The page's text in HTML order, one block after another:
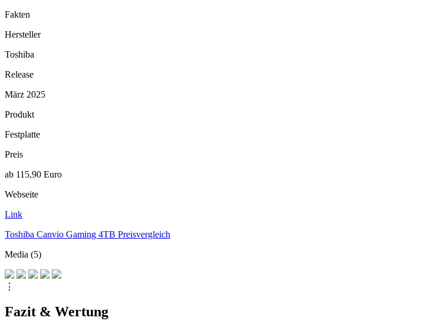
Fakten
Hersteller
Toshiba
Release
März 2025
Produkt
Festplatte
Preis
ab 115,90 Euro
Webseite
Link
Toshiba Canvio Gaming 4TB Preisvergleich
Media (5)
⋮
Fazit & Wertung